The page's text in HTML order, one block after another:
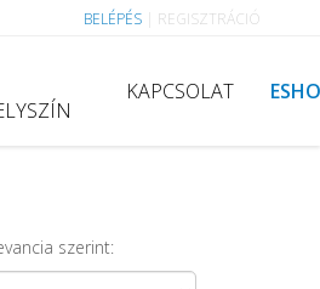
BELÉPÉS REGISZTRÁCIÓ
KAPCSOLAT
szerint: